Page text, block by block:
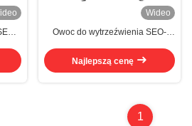
Wideo
Owoc do wytrzeźwienia SEO-
Najlepszą cenę
1